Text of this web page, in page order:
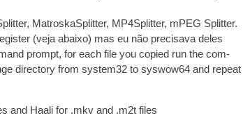
, MatroskaS­plit­ter, MP4Splitter, mPEG Splitter.
(veja abaixo) mas eu não precisava deles
prompt,for each file you copied run the com­
dir­ect­ory from system32 to syswow64 and repeat
and Haali for .mkv and .m2t files